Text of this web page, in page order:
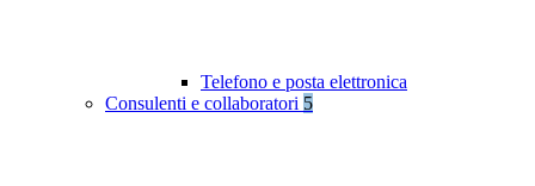
Telefono e posta elettronica
Consulenti e collaboratori 5